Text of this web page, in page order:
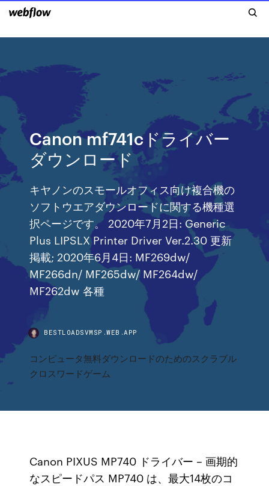
Canon mf741cドライバー
ダウンロード
キヤノンのスモールオフィス向け複合機の
ソフトウエアダウンロードに関する機種選
択ページです。 2020年7月2日: Generic
Plus LIPSLX Printer Driver Ver.2.30 更新
掲載; 2020年6月4日: MF269dw/
MF266dn/ MF265dw/ MF264dw/
MF262dw 各種
BESTLOADSVMSP.WEB.APP
コンピュータ無料ダウンロードのためのスクラブル
クロスワードゲーム
Canon PIXUS MP740 ドライバー – 画期的
なスピードパス MP740 は、最大14枚のコ